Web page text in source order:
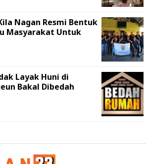
Nagan Resmi Bentuk
Masyarakat Untuk
Layak Huni di
Bakal Dibedah